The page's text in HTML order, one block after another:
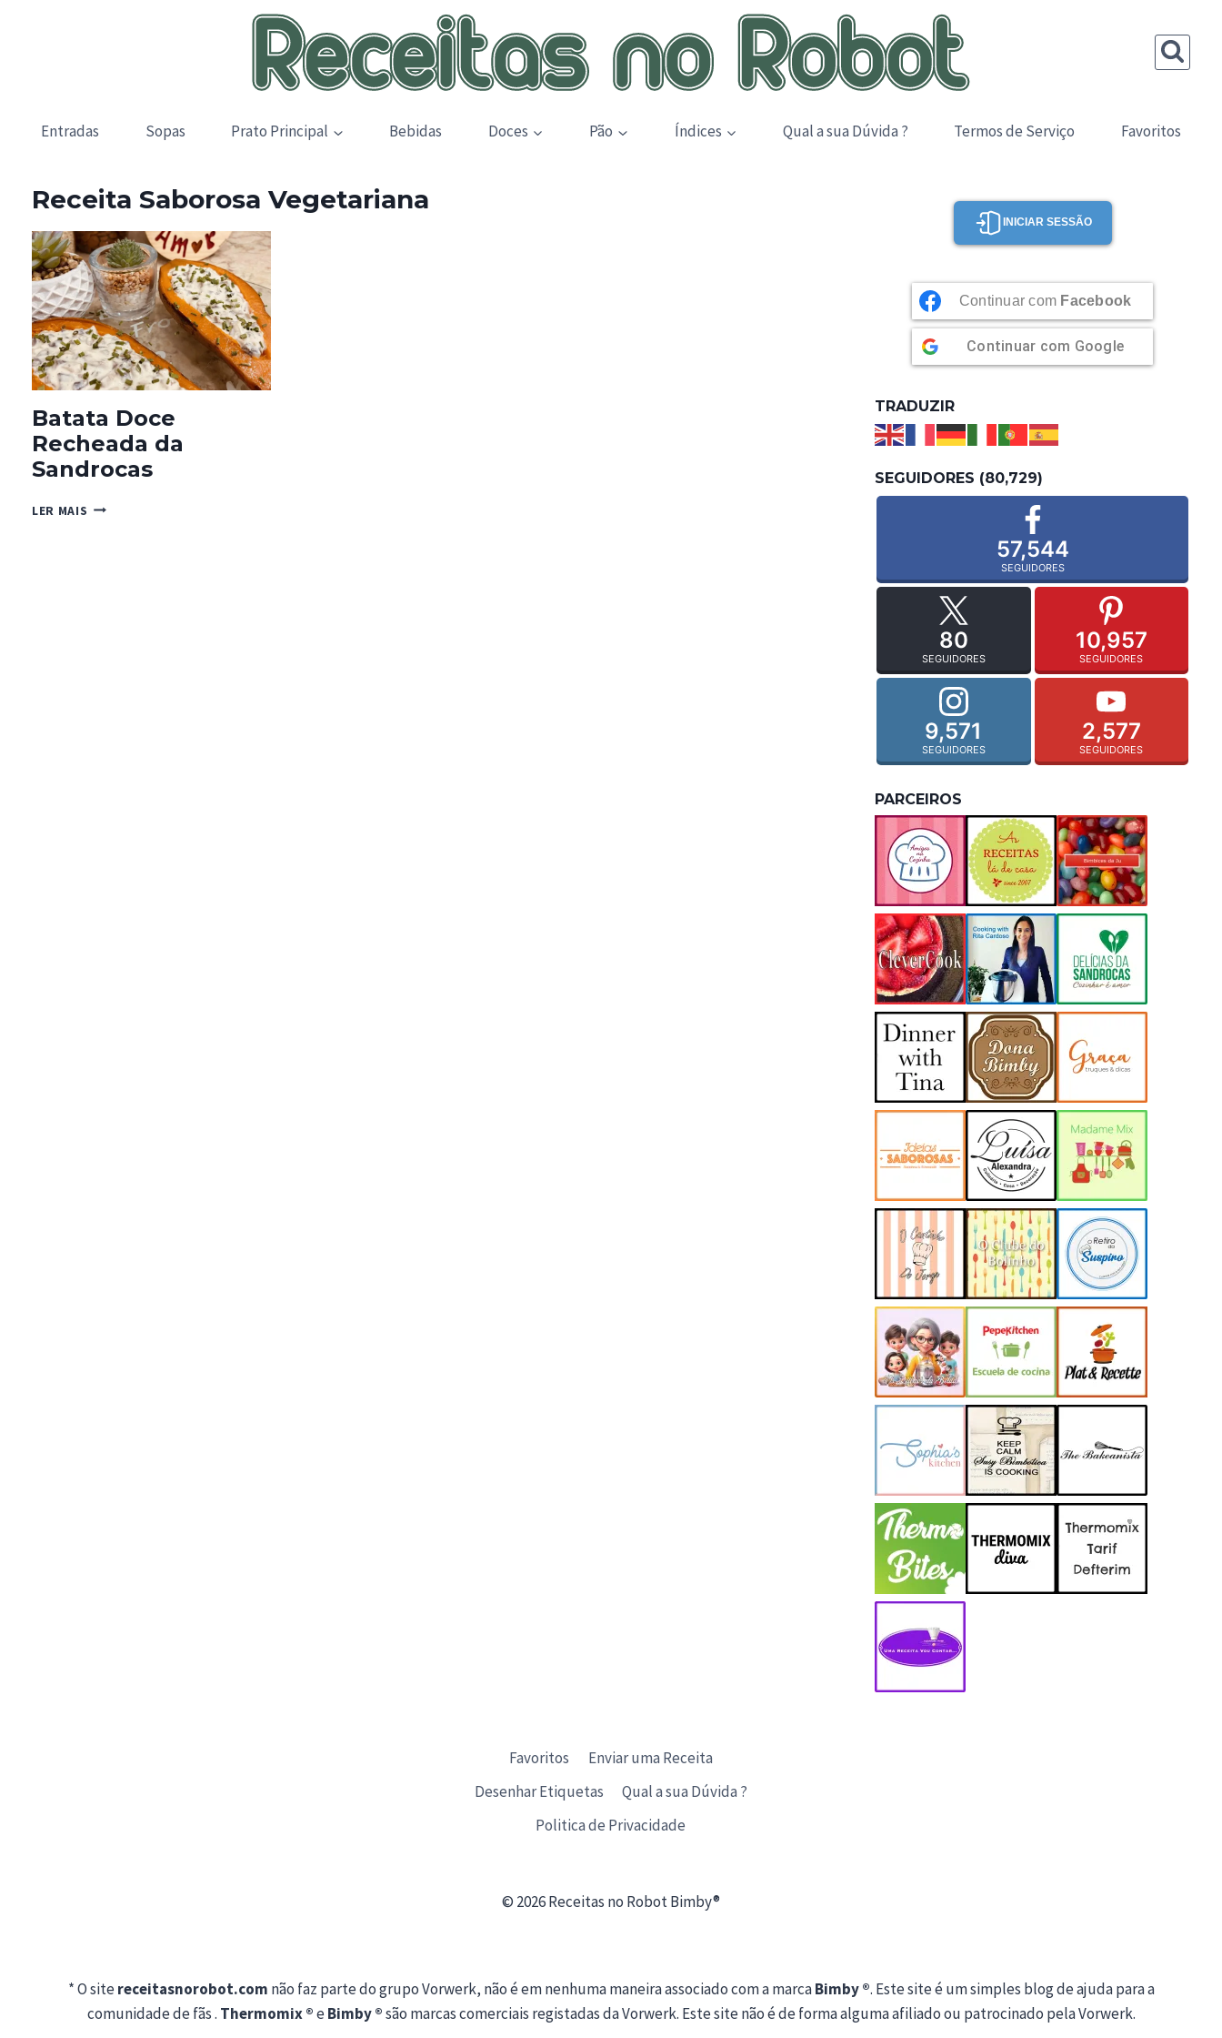
Entradas Sopas Prato Principal Bebidas Doces Pão Índices Qual a sua Dúvida ? Termos de Serviço Favoritos
Receita Saborosa Vegetariana
Batata Doce
Recheada da
Sandrocas
LER MAIS BATATA
INICIAR SESSÃO
Continuar com Facebook
Continuar com Google
TRADUZIR
SEGUIDORES (80,729)
57,544
SEGUIDORES
80
SEGUIDORES
10,957
SEGUIDORES
9,571
SEGUIDORES
2,577
SEGUIDORES
PARCEIROS
Favoritos
Enviar uma Receita
Desenhar Etiquetas
Qual a sua Dúvida ?
Politica de Privacidade
© 2026 Receitas no Robot Bimby®
* O sitereceitasnorobot.com não faz parte do grupo Vorwerk, não é em nenhuma maneira associado com a marcaBimby ®. Este site é um simples blog de ajuda para a
comunidade de fãs . Thermomix ®eBimby ®são marcas comerciais registadas da Vorwerk. Este site não é de forma alguma afiliado ou patrocinado pela Vorwerk.